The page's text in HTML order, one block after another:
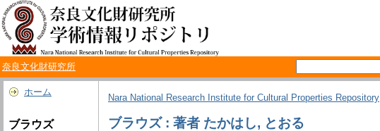
奈良文化財研究所
ホーム
ブラウズ
Nara National Research Institute for Cultural Properties Repository
ブラウズ : 著者 たかはし, とおる